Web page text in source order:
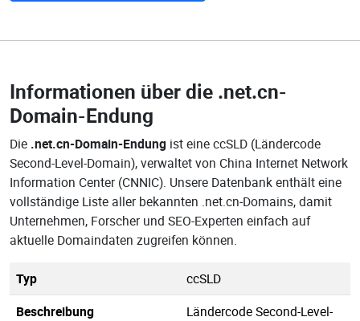
Informationen über die .net.cn-
Domain-Endung
Die .net.cn-Domain-Endung ist eine ccSLD (Ländercode
Second-Level-Domain), verwaltet von China Internet Network
Information Center (CNNIC). Unsere Datenbank enthält eine
vollständige Liste aller bekannten .net.cn-Domains, damit
Unternehmen, Forscher und SEO-Experten einfach auf
aktuelle Domaindaten zugreifen können.
Typ
ccSLD
Beschreibung
Ländercode Second-Level-